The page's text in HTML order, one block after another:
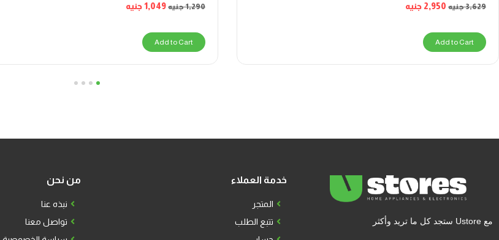
3,629جنيه 2,950 جنيه
Add to Cart
1,290جنيه 1,049جنيه
Add to Cart
مع Ustore ستجد كل ما تريد وأكثر
خدمة العملاء
المتجر
تتبع الطلب
من نحن
نبذه عنا
تواصل معنا